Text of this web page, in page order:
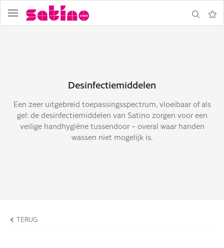
Navigatie
Zoeken
Desinfectiemiddelen
Een zeer uitgebreid toepassingsspectrum, vloeibaar of als
gel: de desinfectiemiddelen van Satino zorgen voor een
veilige handhygiëne tussendoor – overal waar handen
wassen niet mogelijk is.
TERUG